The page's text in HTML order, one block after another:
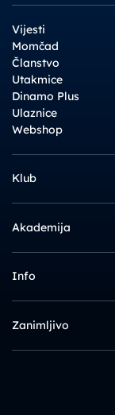
Vijesti
Momčad
Članstvo
Utakmice
Dinamo Plus
Ulaznice
Webshop
Klub
Akademija
Info
Zanimljivo